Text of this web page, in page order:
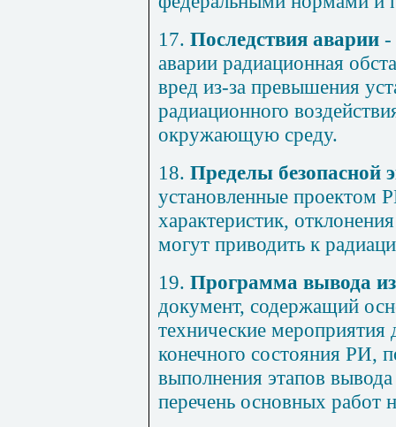
17. Последствия аварии -
аварии радиационная
вред из-за превышения
радиационного
окружающую среду.
18. Пределы безопасной
установленные проектом
характеристик,
могут приводить к
19. Программа вывода
документ, содержащий
технические мероприятия
конечного состояния РИ,
выполнения этапов
перечень основных работ